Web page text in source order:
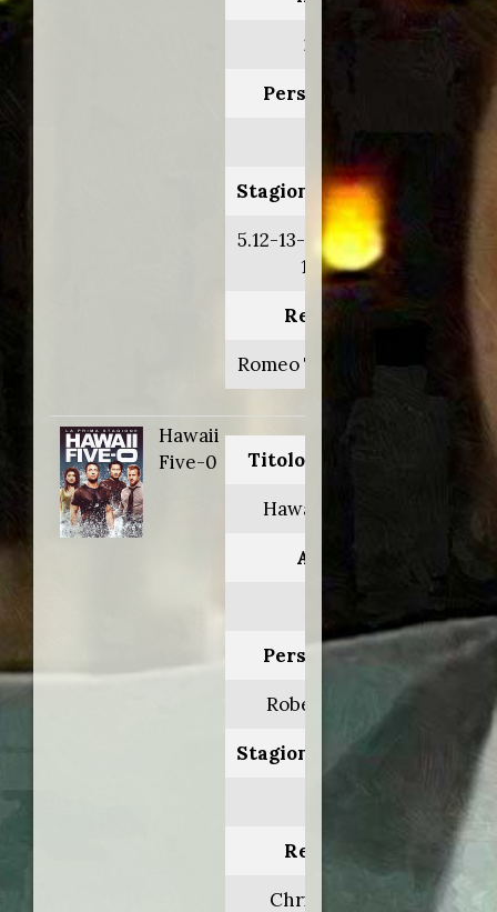
2016
Personaggio:
Stagione.Episodio:
5.12-13-14-15-16-17-
19-20
Regia di:
Romeo Tirone/vari
Hawaii
Five-0
Titolo originale:
Hawaii Five-0
Anno:
Personaggio:
Robert Rovin
Stagione.Episodio:
Regia di:
Chris Fisher